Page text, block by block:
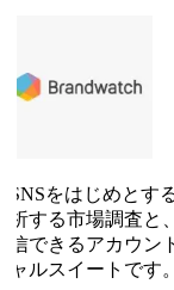
をはじめとする
する市場調査と、
できるアカウント
ルスイートです。